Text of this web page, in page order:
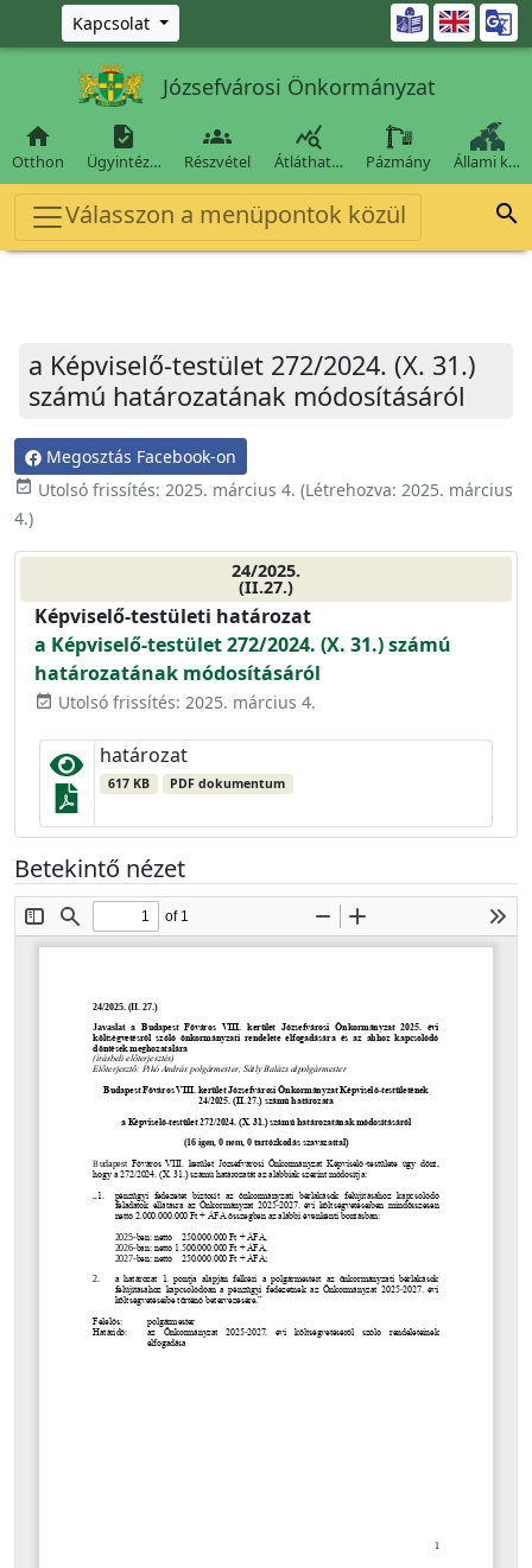
Ugrás a fő tartalomra
Kapcsolat 
Józsefvárosi Önkormányzat

Otthon

Ügyintéz…

Részvétel

Átláthat… Pázmány Állami k…
Válasszon a menüpontok közül 
a Képviselő-testület 272/2024. (X. 31.)
számú határozatának módosításáról
Megosztás Facebook-on
event_available Utolsó frissítés: 2025. március 4. (Létrehozva: 2025. március
4.)
24/2025.
(II.27.)
Képviselő-testületi határozat
a Képviselő-testület 272/2024. (X. 31.) számú
határozatának módosításáról
event_available Utolsó frissítés: 2025. március 4.
határozat
617 KB PDF dokumentum
Betekintő nézet